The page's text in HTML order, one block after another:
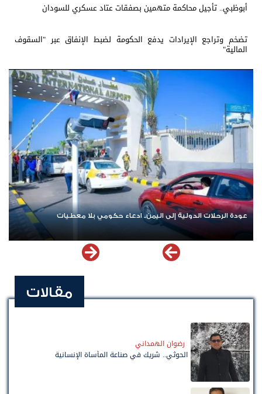
أبوظبي.. تأجيل محاكمة متهمين بصفقات عتاد عسكري للسودان
تضخم وتراجع الإيرادات يدفع الحكومة لضبط الإنفاق عبر "السقوف
المالية"
عودة الرحلات الدولية إلى اليمن.. ادعاء حكومي بلا معطيات
مقالات
رضوان الهمداني
الحوثي.. شريك في صناعة المأساة الإنسانية